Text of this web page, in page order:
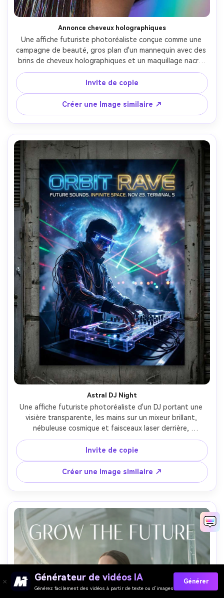
Annonce cheveux holographiques
Une affiche futuriste photoréaliste conçue comme une
campagne de beauté, gros plan d'un mannequin avec des
brins de cheveux holographiques et un maquillage nacré,
fond dégradé irisant, typographie propre du produit-
publicité liant "SPECTRA SHINE", éclairage de studio
brillant avec des reflets softbox, prise sur Canon EOS R5,
look macro 100mm, peau ultra-détaillée, mise en page
premium de l'affiche publicitaire-AR 4:5
Invite de copie
Créer une Image similaire ↗
Astral DJ Night
Une affiche futuriste photoréaliste d'un DJ portant une
visière transparente, les mains sur un mixeur brillant,
nébuleuse cosmique et faisceaux laser derrière,
typographie énergique lisant "ORBIT RAVE", rétroéclairage
dramatique et brume, prise sur Nikon Z8, objectif 24 mm,
contraste percutant, sujet net avec des lumières bokeh,
composition d'affiche du festival- -ar 4:5
Invite de copie
Créer une Image similaire ↗
Générateur de vidéos IA
Générez facilement des vidéos à partir de texte ou d’images
Générer